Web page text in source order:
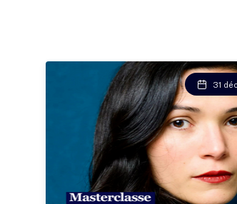
31